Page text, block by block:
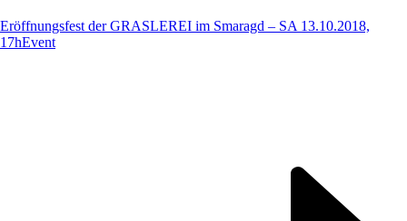
Eröffnungsfest der GRASLEREI im Smaragd – SA 13.10.2018,
17hEvent